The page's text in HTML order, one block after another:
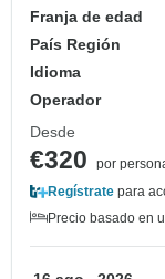
Franja de edad
País Región
Idioma
Operador
Desde
€320
por
Regístrate para
Precio basado en